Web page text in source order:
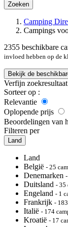
Zoeken
Camping
Campings
2355 beschikbare
invloed hebben op de
Bekijk de
Verfijn zoekresultaat
Sorteer op :
Relevantie
Oplopende prijs
Beoordelingen van
Filteren per
Land
Land
België - 25
Denemarken
Duitsland - 35
Engeland - 1
Frankrijk -
Italië - 174
Kroatië - 17